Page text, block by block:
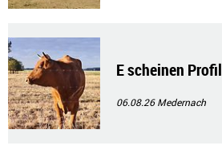
E scheinen Profil
06.08.26Medernach